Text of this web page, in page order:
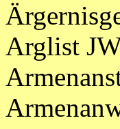
Arglist